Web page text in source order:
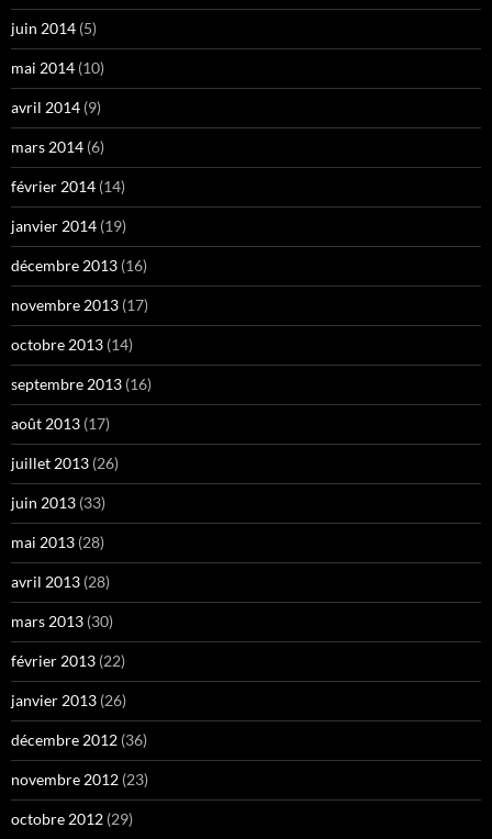
juin 2014 (5)
mai 2014 (10)
avril 2014 (9)
mars 2014 (6)
février 2014 (14)
janvier 2014 (19)
décembre 2013 (16)
novembre 2013 (17)
octobre 2013 (14)
septembre 2013 (16)
août 2013 (17)
juillet 2013 (26)
juin 2013 (33)
mai 2013 (28)
avril 2013 (28)
mars 2013 (30)
février 2013 (22)
janvier 2013 (26)
décembre 2012 (36)
novembre 2012 (23)
octobre 2012 (29)